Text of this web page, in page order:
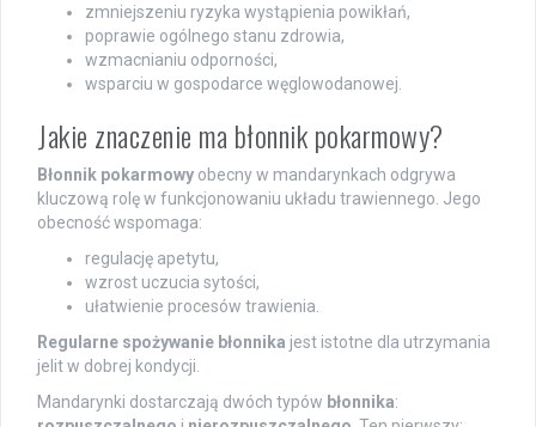
zmniejszeniu ryzyka wystąpienia powikłań,
poprawie ogólnego stanu zdrowia,
wzmacnianiu odporności,
wsparciu w gospodarce węglowodanowej.
Jakie znaczenie ma błonnik pokarmowy?
Błonnik pokarmowy obecny w mandarynkach odgrywa
kluczową rolę w funkcjonowaniu układu trawiennego. Jego
obecność wspomaga:
regulację apetytu,
wzrost uczucia sytości,
ułatwienie procesów trawienia.
Regularne spożywanie błonnika jest istotne dla utrzymania
jelit w dobrej kondycji.
Mandarynki dostarczają dwóch typów błonnika: